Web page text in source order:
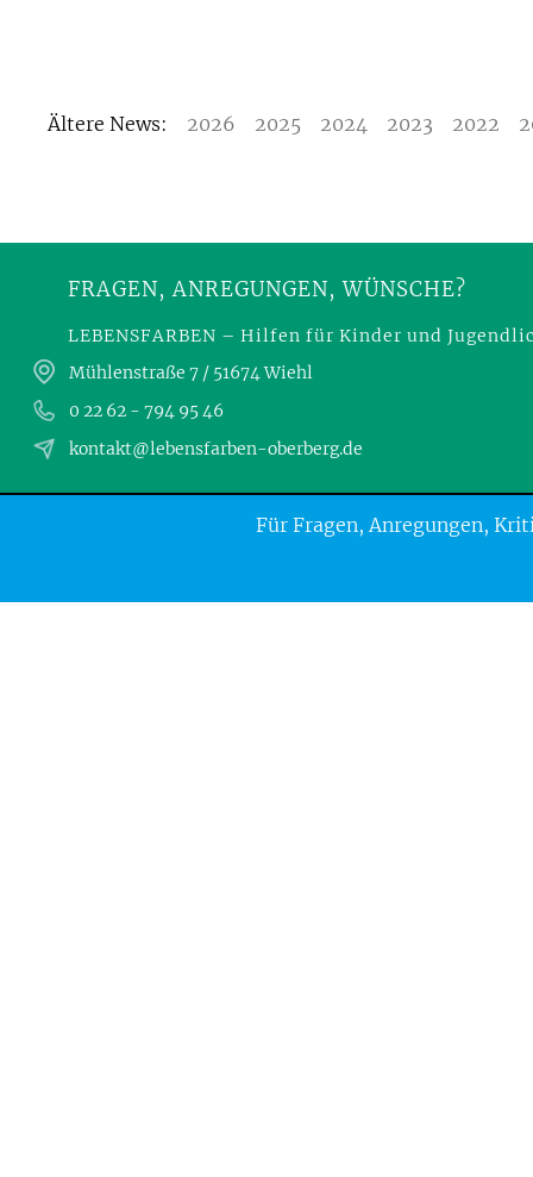
Ältere News: 2026 2025 2024 2023 2022
FRAGEN, ANREGUNGEN, WÜNSCHE?
LEBENSFARBEN – Hilfen für Kinder und
Mühlenstraße 7 / 51674 Wiehl
0 22 62 - 794 95 46
kontakt@lebensfarben-oberberg.de
Für Fragen, Anregungen,